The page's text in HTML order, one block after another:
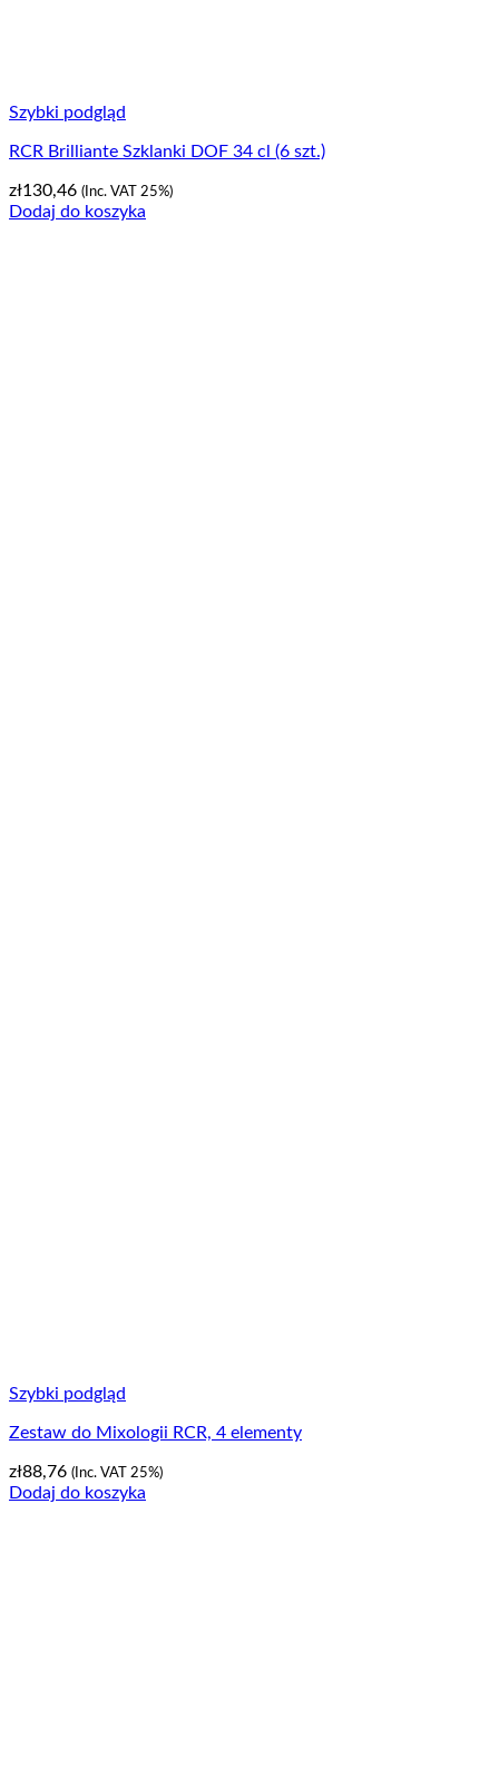
Szybki podgląd
RCR Brilliante Szklanki DOF 34 cl (6 szt.)
zł130,46 (Inc. VAT 25%)
Dodaj do koszyka
Szybki podgląd
Zestaw do Mixologii RCR, 4 elementy
zł88,76 (Inc. VAT 25%)
Dodaj do koszyka